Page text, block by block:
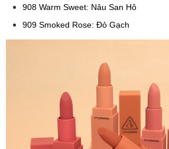
908 Warm Sweet: Nâu San Hô
909 Smoked Rose: Đỏ Gạch